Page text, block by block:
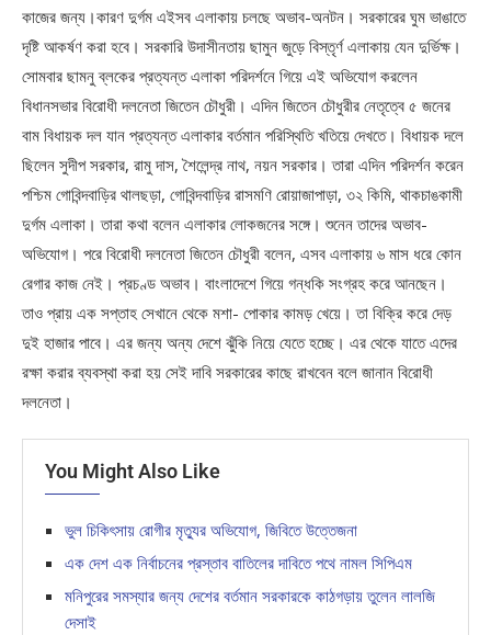
কাজের জন্য।কারণ দুর্গম এইসব এলাকায় চলছে অভাব-অনটন। সরকারের ঘুম ভাঙাতে
দৃষ্টি আকর্ষণ করা হবে। সরকারি উদাসীনতায় ছামুন জুড়ে বিস্তৃর্ণ এলাকায় যেন দুর্ভিক্ষ।
সোমবার ছামনু ব্লকের প্রত্যন্ত এলাকা পরিদর্শনে গিয়ে এই অভিযোগ করলেন
বিধানসভার বিরোধী দলনেতা জিতেন চৌধুরী। এদিন জিতেন চৌধুরীর নেতৃত্বে ৫ জনের
বাম বিধায়ক দল যান প্রত্যন্ত এলাকার বর্তমান পরিস্থিতি খতিয়ে দেখতে। বিধায়ক দলে
ছিলেন সুদীপ সরকার, রামু দাস, শৈলেন্দ্র নাথ, নয়ন সরকার। তারা এদিন পরিদর্শন করেন
পশ্চিম গোবিন্দবাড়ির থালছড়া, গোবিন্দবাড়ির রাসমণি রোয়াজাপাড়া, ৩২ কিমি, থাকচাঙকামী
দুর্গম এলাকা। তারা কথা বলেন এলাকার লোকজনের সঙ্গে। শুনেন তাদের অভাব-
অভিযোগ। পরে বিরোধী দলনেতা জিতেন চৌধুরী বলেন, এসব এলাকায় ৬ মাস ধরে কোন
রেগার কাজ নেই। প্রচণ্ড অভাব। বাংলাদেশে গিয়ে গন্ধকি সংগ্রহ করে আনছেন।
তাও প্রায় এক সপ্তাহ সেখানে থেকে মশা- পোকার কামড় খেয়ে। তা বিক্রি করে দেড়
দুই হাজার পাবে। এর জন্য অন্য দেশে ঝুঁকি নিয়ে যেতে হচ্ছে। এর থেকে যাতে এদের
রক্ষা করার ব্যবস্থা করা হয় সেই দাবি সরকারের কাছে রাখবেন বলে জানান বিরোধী
দলনেতা।
You Might Also Like
ভুল চিকিৎসায় রোগীর মৃত্যুর অভিযোগ, জিবিতে উত্তেজনা
এক দেশ এক নির্বাচনের প্রস্তাব বাতিলের দাবিতে পথে নামল সিপিএম
মনিপুরের সমস্যার জন্য দেশের বর্তমান সরকারকে কাঠগড়ায় তুলেন লালজি
দেসাই